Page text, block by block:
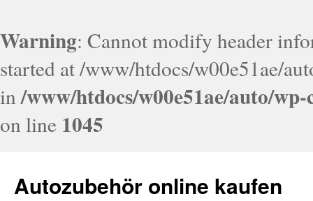
Warning: Cannot modify header
started at /www/htdocs/w00e51ae/
in/www/htdocs/w00e51ae/auto/
on line 1045
Autozubehör online kaufen